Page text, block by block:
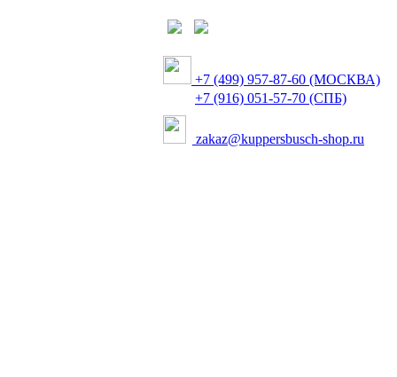
+7 (499) 957-87-60 (МОСКВА)
+7 (916) 051-57-70 (СПБ)
zakaz@kuppersbusch-shop.ru